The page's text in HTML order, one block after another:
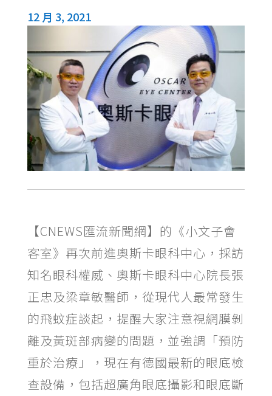
12 月 3, 2021
【CNEWS匯流新聞網】的《小文子會
客室》再次前進奧斯卡眼科中心，採訪
知名眼科權威、奧斯卡眼科中心院長張
正忠及梁章敏醫師，從現代人最常發生
的飛蚊症談起，提醒大家注意視網膜剝
離及黃斑部病變的問題，並強調「預防
重於治療」，現在有德國最新的眼底檢
查設備，包括超廣角眼底攝影和眼底斷